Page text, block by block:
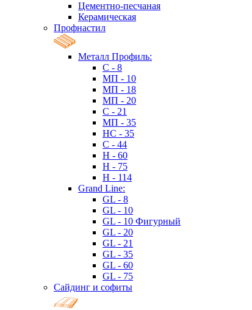
Цементно-песчаная
Керамическая
Профнастил
Металл Профиль:
C - 8
МП - 10
МП - 18
МП - 20
C - 21
МП - 35
HC - 35
C - 44
H - 60
H - 75
H - 114
Grand Line:
GL - 8
GL - 10
GL - 10 Фигурный
GL - 20
GL - 21
GL - 35
GL - 60
GL - 75
Сайдинг и софиты